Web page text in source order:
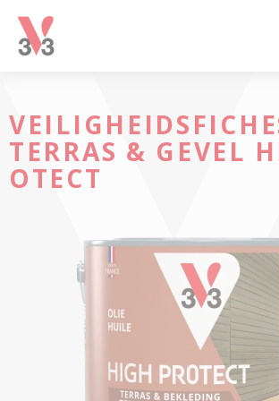
V33
Peintures
TERRAS & GEVEL
OTECT